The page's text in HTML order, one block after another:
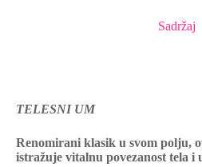
Sadržaj
TELESNI UM
Renomirani klasik u svom polju,
istražuje vitalnu povezanost tela i